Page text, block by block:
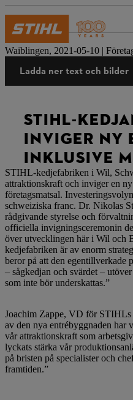
Press
Waiblingen, 2021-05-10 |
Ladda ner text och bilder
STIHL-
INVIGER NY
INKLUSIVE
STIHL-kedjefabriken i Wil,
attraktionskraft och inviger en
företagsmatsal.
schweiziska franc. Dr. Nikolas
rådgivande styrelse och
officiella invigningsceremonin
över utvecklingen här i Wil och
kedjefabriken är av enorm
beror på att den egentillverkade
– sågkedjan och svärdet –
som inte bör underskattas.”
Joachim Zappe, VD för STIHLs
av den nya entrébyggnaden har
vår attraktionskraft som
lyckats stärka vår
på bristen på specialister och
framtiden.”